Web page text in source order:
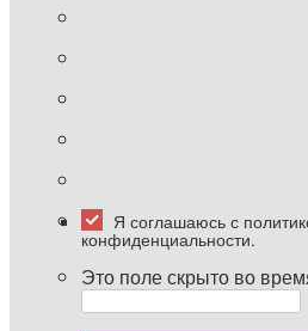
Я соглашаюсь с
конфиденциальности.
Это поле скрыто во